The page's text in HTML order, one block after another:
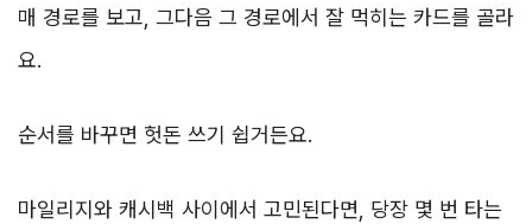
매 경로를 보고, 그다음 그 경로에서 잘 먹히는 카드를 골라
요.
순서를 바꾸면 헛돈 쓰기 쉽거든요.
마일리지와 캐시백 사이에서 고민된다면, 당장 몇 번 타는